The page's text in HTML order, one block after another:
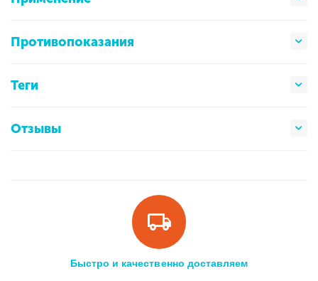
Противопоказания
Теги
Отзывы
Быстро и качественно доставляем